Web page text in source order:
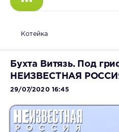
Котейка
Бухта Витязь. Под
НЕИЗВЕСТНАЯ
29/07/2020 16:45